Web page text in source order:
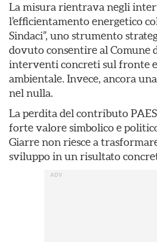
La misura rientrava negli
l’efficientamento energetico
Sindaci”, uno strumento
dovuto consentire al Comune
interventi concreti sul fronte
ambientale. Invece, ancora
nel nulla.
La perdita del contributo
forte valore simbolico e
Giarre non riesce a
sviluppo in un risultato